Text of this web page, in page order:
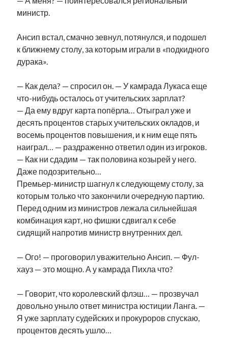
министр.
Ансип встал, смачно зевнул, потянулся, и подошел
к ближнему столу, за которым играли в «подкидного
дурака».
— Как дела? — спросил он. — У камрада Лукаса еще
что-нибудь осталось от учительских зарплат?
— Да ему вдруг карта попёрла… Отыграл уже и
десять процентов старых учительских окладов, и
восемь процентов повышения, и к ним еще пять
наиграл… — раздраженно ответил один из игроков.
— Как ни сдадим — так половина козырей у него.
Даже подозрительно…
Премьер-министр шагнул к следующему столу, за
которым только что закончили очередную партию.
Перед одним из министров лежала сильнейшая
комбинация карт, но фишки сдвигал к себе
сидящий напротив министр внутренних дел.
— Ого! — проговорил уважительно Ансип. — Фул-
хауз — это мощно. А у камрада Пихла что?
— Говорит, что королевский флэш… — прозвучал
довольно уныло ответ министра юстиции Ланга. —
Я уже зарплату судейских и прокуроров спускаю,
процентов десять ушло…